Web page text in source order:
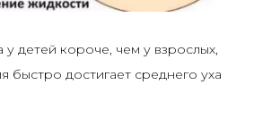
у детей короче, чем у взрослых,
быстро достигает среднего уха